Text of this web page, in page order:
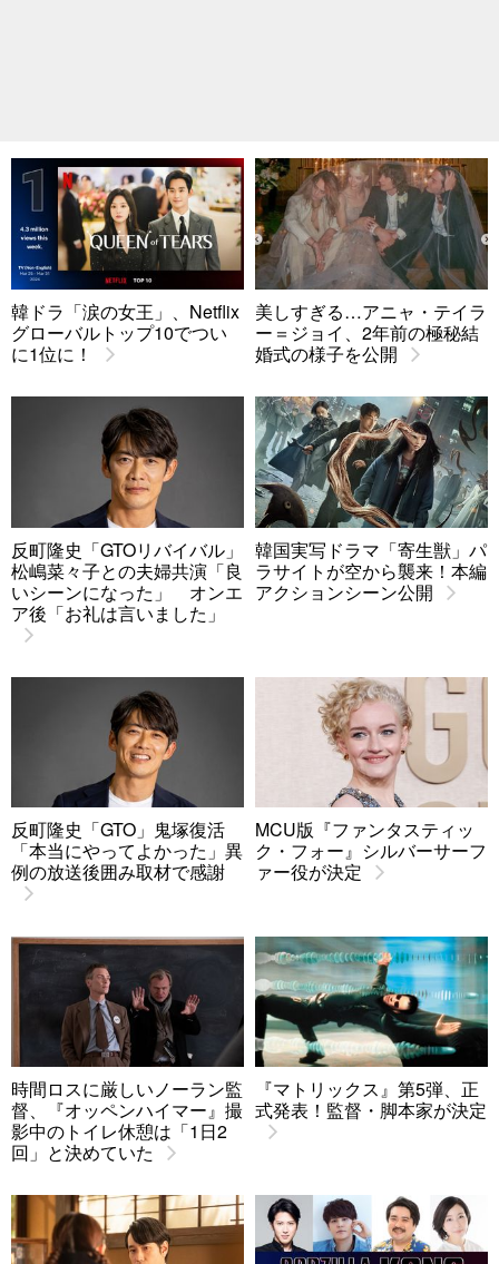
韓ドラ「涙の女王」、Netflix
グローバルトップ10でつい
に1位に！
美しすぎる…アニャ・テイラ
ー＝ジョイ、2年前の極秘結
婚式の様子を公開
反町隆史「GTOリバイバル」
松嶋菜々子との夫婦共演「良
いシーンになった」 オンエ
ア後「お礼は言いました」
韓国実写ドラマ「寄生獣」パ
ラサイトが空から襲来！本編
アクションシーン公開
反町隆史「GTO」鬼塚復活
「本当にやってよかった」異
例の放送後囲み取材で感謝
MCU版『ファンタスティッ
ク・フォー』シルバーサーフ
ァー役が決定
時間ロスに厳しいノーラン監
督、『オッペンハイマー』撮
影中のトイレ休憩は「1日2
回」と決めていた
『マトリックス』第5弾、正
式発表！監督・脚本家が決定